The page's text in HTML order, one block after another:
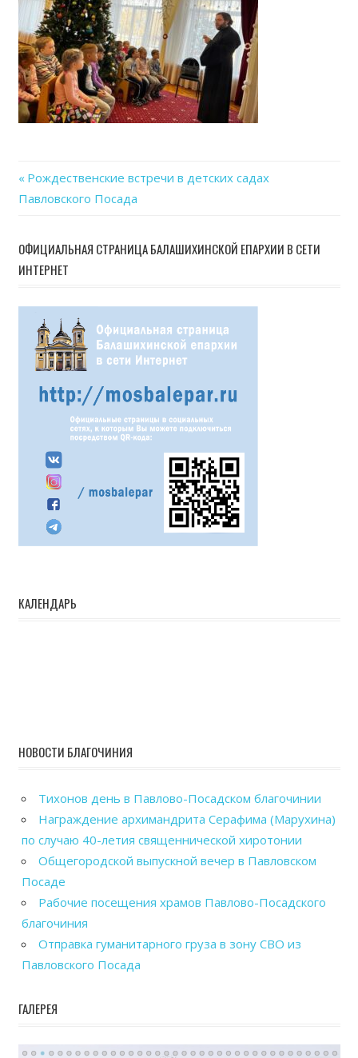
Навигация
записям
Previous
Post:
Рождественские встречи в детских садах
Павловского Посада
ОФИЦИАЛЬНАЯ СТРАНИЦА БАЛАШИХИНСКОЙ ЕПАРХИИ В СЕТИ
ИНТЕРНЕТ
КАЛЕНДАРЬ
НОВОСТИ БЛАГОЧИНИЯ
Тихонов день в Павлово-Посадском благочинии
Награждение архимандрита Серафима (Марухина)
по случаю 40-летия священнической хиротонии
Общегородской выпускной вечер в Павловском
Посаде
Рабочие посещения храмов Павлово-Посадского
благочиния
Отправка гуманитарного груза в зону СВО из
Павловского Посада
ГАЛЕРЕЯ